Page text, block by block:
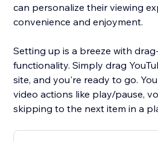
can personalize their viewing
convenience and enjoyment.
Setting up is a breeze with
functionality. Simply drag
site, and you're ready to go.
video actions like play/pause,
skipping to the next item in a